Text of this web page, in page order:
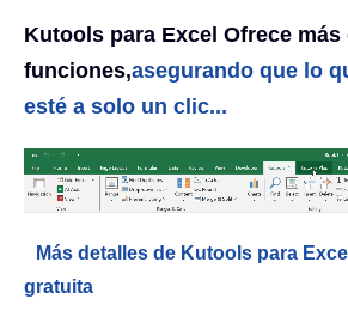
Kutools para Excel Ofrece más
funciones,asegurando que lo
esté a solo un clic...
Más detalles de Kutools para
gratuita